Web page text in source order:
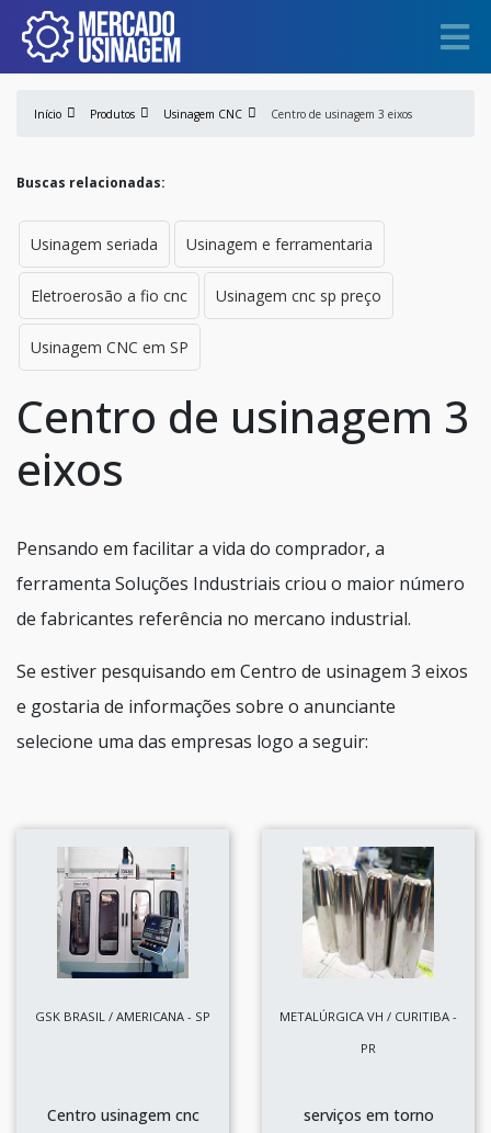
Início Produtos Usinagem CNC Centro de usinagem 3 eixos
Buscas relacionadas:
Usinagem seriada Usinagem e ferramentaria
Eletroerosão a fio cnc Usinagem cnc sp preço
Usinagem CNC em SP
Centro de usinagem 3
eixos
Pensando em facilitar a vida do comprador, a
ferramenta Soluções Industriais criou o maior número
de fabricantes referência no mercano industrial.
Se estiver pesquisando em Centro de usinagem 3 eixos
e gostaria de informações sobre o anunciante
selecione uma das empresas logo a seguir:
GSK BRASIL / AMERICANA - SP
Centro usinagem cnc
METALÚRGICA VH / CURITIBA -
PR
serviços em torno